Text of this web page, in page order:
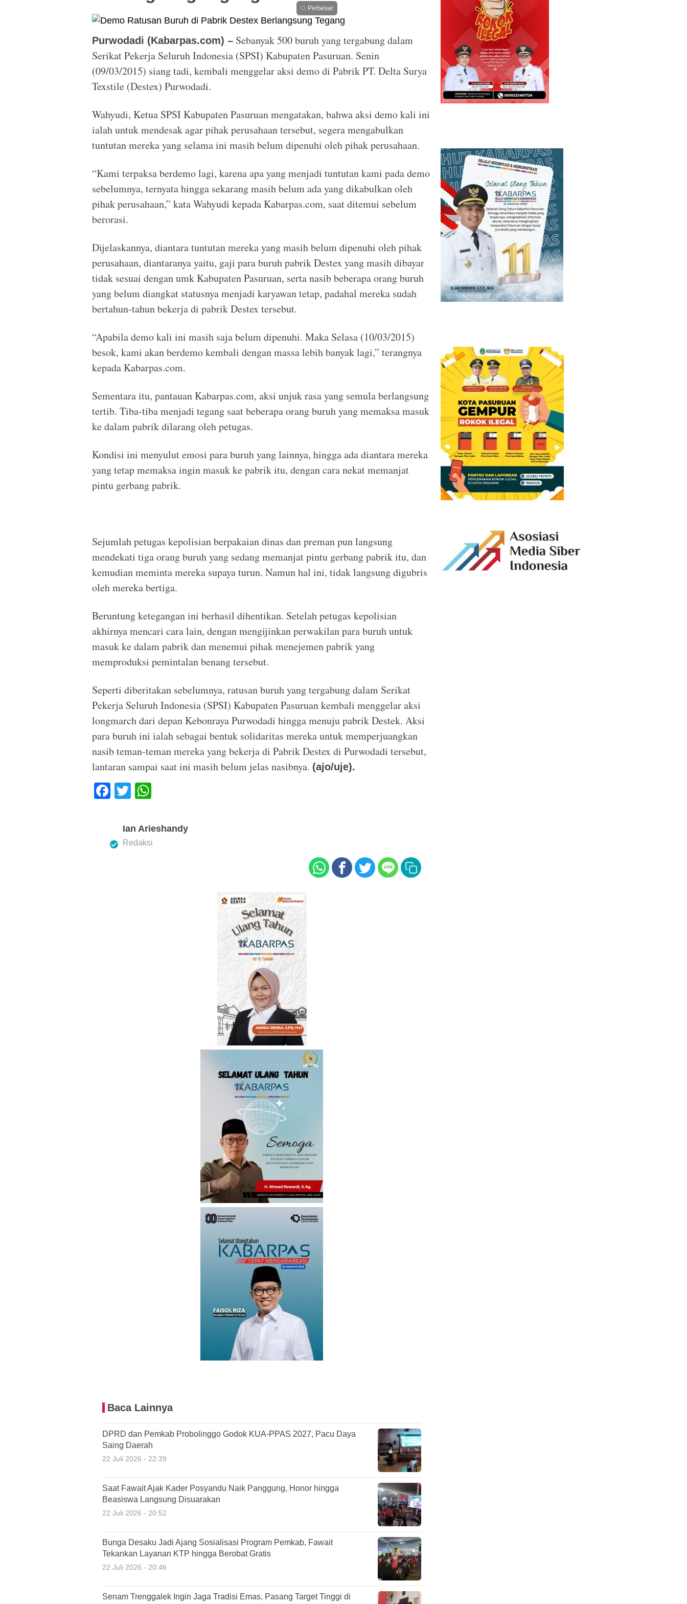
Perbesar
Purwodadi (Kabarpas.com) – Sebanyak 500 buruh yang tergabung dalam
Serikat Pekerja Seluruh Indonesia (SPSI) Kabupat‎en Pasuruan. Senin
(09/03/2015) siang tadi, kembali menggelar aksi demo di Pabrik PT. Delta Surya
Texstile (Destex) Purwodadi.
Wahyudi, Ketua SPSI Kabupaten Pasuruan mengatakan, bahwa aksi demo kali ini
ialah untuk mendesak agar pihak perusahaan tersebut, segera mengabulkan
tuntutan mereka yang selama ini masih belum dipenuhi oleh pihak perusahaan.
“Kami terpaksa berdemo lagi, karena apa yang menjadi tuntutan kami pada demo
sebelumnya, ternyata hingga sekarang masih belum ada yang dikabulkan oleh
pihak perusahaan,” kata Wahyudi kepada Kabarpas.com, saat ditemui sebelum
berorasi.
Dijelaskannya, diantara tuntutan mereka yang masih belum dipenuhi oleh pihak
perusahaan, diantaranya yaitu, gaji para buruh pabrik Destex yang masih dibayar
tidak sesuai dengan umk Kabupaten Pasuruan, serta nasib beberapa orang buruh
yang belum diangkat statusnya menjadi karyawan tetap, padahal mereka sudah
bertahun-tahun bekerja di pabrik Destex tersebut.
“Apabila demo kali ini masih saja belum dipenuhi. Maka Selasa (10/03/2015)
besok, kami akan berdemo kembali dengan massa lebih banyak lagi,” terangnya
kepada Kabarpas.com.
Sementara itu, pantauan Kabarpas.com, aksi unjuk rasa yang semula berlangsung
tertib. Tiba-tiba menjadi tegang saat beberapa orang buruh yang memaksa masuk
ke dalam pabrik dilarang oleh petugas.
Kondisi ini menyulut emosi para buruh yang lainnya, hingga ada diantara mereka
yang tetap memaksa ingin masuk ke pabrik itu, dengan cara nekat memanjat
pintu gerbang pabrik.
Sejumlah petugas kepolisian berpakaian dinas dan preman pun langsung
mendekati tiga orang buruh yang sedang memanjat pintu gerbang pabrik itu, dan
kemudian meminta mereka supaya turun. Namun hal ini, tidak langsung digubris
oleh mereka bertiga.
Beruntung ketegangan ini berhasil dihentikan. Setelah petugas kepolisian
akhirnya mencari cara lain, dengan mengijinkan perwakilan para buruh untuk
masuk ke dalam pabrik dan menemui pihak menejemen pabrik yang
memproduksi pemintalan benang tersebut.
Seperti diberitakan sebelumnya, ratusan buruh yang tergabung dalam Serikat
Pekerja Seluruh Indonesia (SPSI) Kabupaten Pasuruan kembali menggelar aksi
longmarch dari depan Kebonraya Purwodadi hingga menuju pabrik Destek. Aksi
para buruh ini ialah sebagai bentuk solidaritas mereka untuk memperjuangkan
nasib teman-teman mereka yang bekerja di Pabrik Destex di Purwodadi tersebut,
lantaran sampai saat ini masih belum jelas nasibnya. (ajo/uje).
F
e
T
tt
er
at
s
Ian Arieshandy
Redaksi
Baca Lainnya
DPRD dan Pemkab Probolinggo Godok KUA-PPAS 2027, Pacu Daya
Saing Daerah
22 Juli 2026 - 22:39
Saat Fawait Ajak Kader Posyandu Naik Panggung, Honor hingga
Beasiswa Langsung Disuarakan
22 Juli 2026 - 20:52
Bunga Desaku Jadi Ajang Sosialisasi Program Pemkab, Fawait
Tekankan Layanan KTP hingga Berobat Gratis
22 Juli 2026 - 20:46
Senam Trenggalek Ingin Jaga Tradisi Emas, Pasang Target Tinggi di